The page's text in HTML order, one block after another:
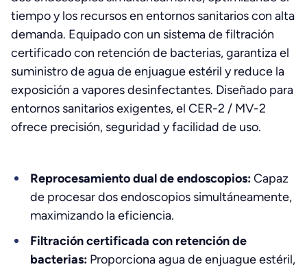
tiempo y los recursos en entornos sanitarios con alta
demanda. Equipado con un sistema de filtración
certificado con retención de bacterias, garantiza el
suministro de agua de enjuague estéril y reduce la
exposición a vapores desinfectantes. Diseñado para
entornos sanitarios exigentes, el CER-2 / MV-2
ofrece precisión, seguridad y facilidad de uso.
Reprocesamiento dual de endoscopios:Capaz
de procesar dos endoscopios simultáneamente,
maximizando la eficiencia.
Filtración certificada con retención de
bacterias: Proporciona agua de enjuague estéril,